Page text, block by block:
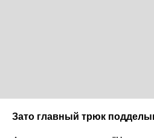
Зато главный трюк